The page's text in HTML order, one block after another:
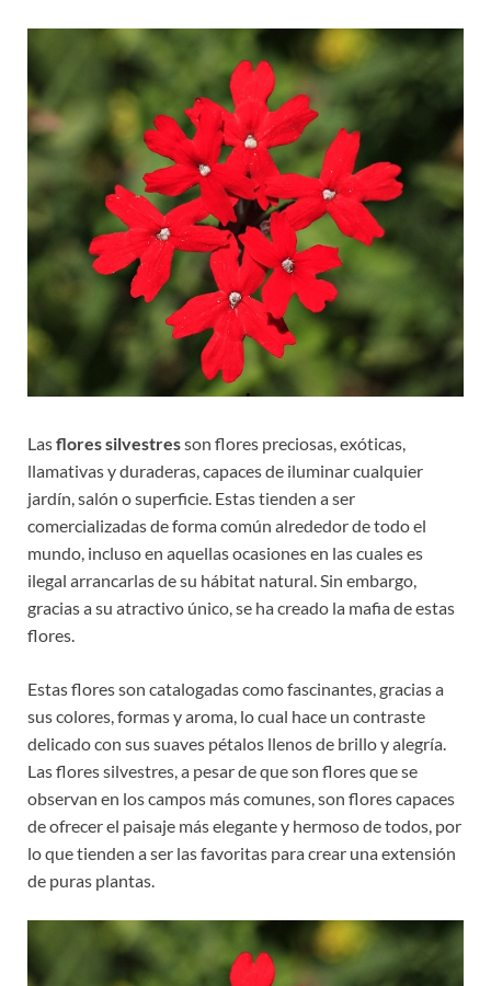
Lasflores silvestresson flores preciosas, exóticas,
llamativas y duraderas, capaces de iluminar cualquier
jardín, salón o superficie. Estas tienden a ser
comercializadas de forma común alrededor de todo el
mundo, incluso en aquellas ocasiones en las cuales es
ilegal arrancarlas de su hábitat natural. Sin embargo,
gracias a su atractivo único, se ha creado la mafia de estas
flores.
Estas flores son catalogadas como fascinantes, gracias a
sus colores, formas y aroma, lo cual hace un contraste
delicado con sus suaves pétalos llenos de brillo y alegría.
Las flores silvestres, a pesar de que son flores que se
observan en los campos más comunes, son flores capaces
de ofrecer el paisaje más elegante y hermoso de todos, por
lo que tienden a ser las favoritas para crear una extensión
de puras plantas.